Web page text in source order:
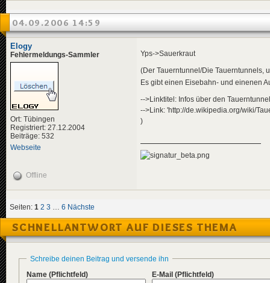
04.09.2006 14:59
Elogy
Fehlermeldungs-Sammler
Ort: Tübingen
Registriert: 27.12.2004
Beiträge: 532
Webseite
Yps->Sauerkraut
(Der Tauerntunnel/Die Tauerntunnels,
Es gibt einen Eisebahn- und einenen
-->Linktitel: Infos über den
-->Link: 'http://de.wikipedia.org/wiki/
)
Offline
Seiten: 1 2 3 6 Nächste
SCHNELLANTWORT AUF DIESES THEMA
Schreibe deinen Beitrag und versende ihn
Name (Pflichtfeld) E-Mail (Pflichtfeld)